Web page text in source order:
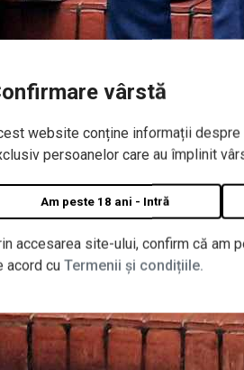
vârstă
website conține informații
persoanelor care au împlinit
Am peste 18 ani - Intră
accesarea site-ului, confirm că am
acord cu Termenii și condițiile.